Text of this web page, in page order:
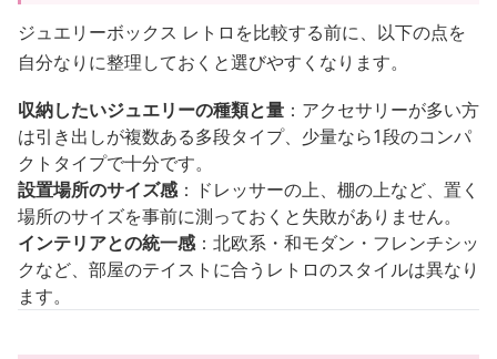
ジュエリーボックス レトロを比較する前に、以下の点を
自分なりに整理しておくと選びやすくなります。
収納したいジュエリーの種類と量 ：アクセサリーが多い方
は引き出しが複数ある多段タイプ、少量なら1段のコンパ
クトタイプで十分です。
設置場所のサイズ感：ドレッサーの上、棚の上など、置く
場所のサイズを事前に測っておくと失敗がありません。
インテリアとの統一感：北欧系・和モダン・フレンチシッ
クなど、部屋のテイストに合うレトロのスタイルは異なり
ます。